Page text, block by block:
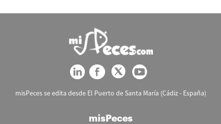
misPeces se edita desde El Puerto de Santa María (Cádiz - España)
misPeces